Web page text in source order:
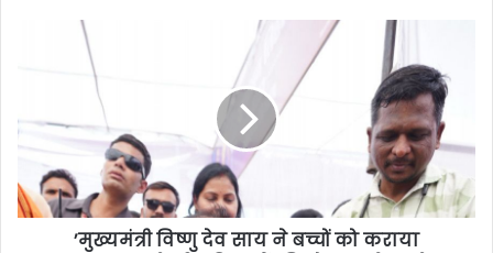
’मुख्यमंत्री विष्णु देव साय ने बच्चों को कराया